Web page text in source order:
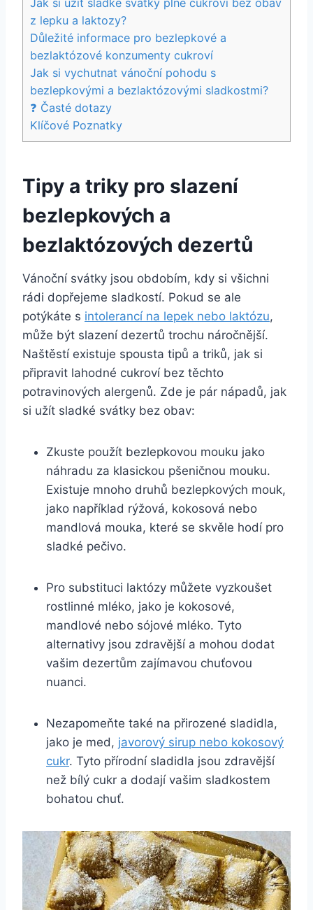
Jak si užít sladké svátky​ plné cukroví bez obav
z lepku‍ a laktozy?
Důležité informace ​pro bezlepkové a⁤
bezlaktózové konzumenty cukroví
Jak si‌ vychutnat vánoční pohodu s
bezlepkovými a bezlaktózovými ‌sladkostmi?
❓ Časté dotazy
Klíčové Poznatky
Tipy a ​triky ⁢pro slazení
bezlepkových‍ a
bezlaktózových dezertů
Vánoční svátky jsou obdobím,⁣ kdy si všichni
rádi dopřejeme sladkostí. Pokud se ale
potýkáte ​s intolerancí na lepek nebo laktózu,
může být slazení dezertů trochu náročnější.
Naštěstí​ existuje spousta tipů a triků, jak si
připravit ⁢lahodné cukroví bez těchto
potravinových alergenů. Zde je ⁤pár nápadů, jak
si ⁤užít sladké svátky bez ‍obav:
Zkuste použít bezlepkovou mouku jako
náhradu za ​klasickou pšeničnou mouku.
Existuje‌ mnoho druhů bezlepkových mouk,
⁤jako⁣ například rýžová, kokosová nebo
mandlová mouka, které se skvěle hodí pro
sladké ‌pečivo.
Pro substituci ​laktózy můžete vyzkoušet
rostlinné mléko, jako⁣ je​ kokosové,‌
mandlové‍ nebo ⁣sójové⁤ mléko. Tyto
alternativy jsou zdravější a mohou dodat
vašim‌ dezertům zajímavou⁢ chuťovou
nuanci.
Nezapomeňte také na přirozené sladidla,
jako je med, javorový sirup nebo kokosový
cukr. ⁤Tyto přírodní ⁤sladidla jsou ⁣zdravější
než bílý cukr‍ a dodají vašim sladkostem
bohatou chuť.